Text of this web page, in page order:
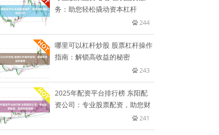
务：助您轻松撬动资本杠杆
244
哪里可以杠杆炒股 股票杠杆操作
指南：解锁高收益的秘密
243
2025年配资平台排行榜 东阳配
资公司：专业股票配资，助您财
241